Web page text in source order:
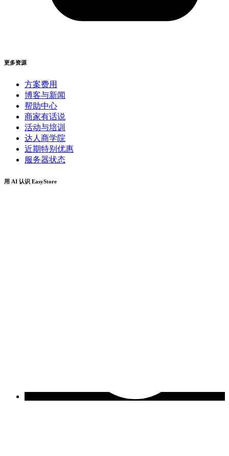
更多资源
方案费用
博客与新闻
帮助中心
商家有话说
活动与培训
达人商学院
近期特别优惠
服务器状态
用 AI 认识 EasyStore